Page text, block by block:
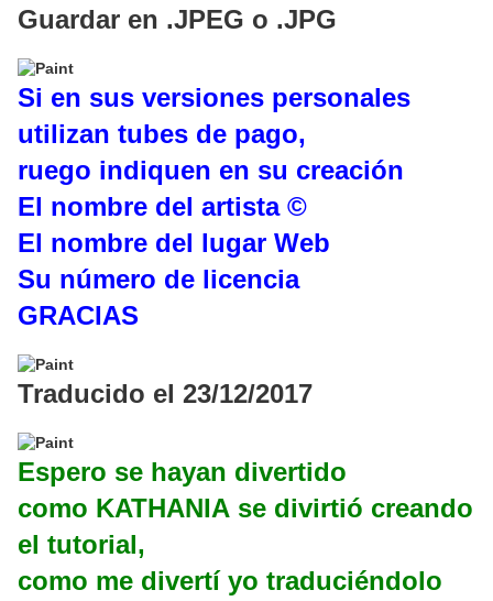
Guardar en .JPEG o .JPG
Si en sus versiones personales
utilizan tubes de pago,
ruego indiquen en su creación
El nombre del artista ©
El nombre del lugar Web
Su número de licencia
GRACIAS
Traducido el 23/12/2017
Espero se hayan divertido
como KATHANIA se divirtió creando
el tutorial,
como me divertí yo traduciéndolo